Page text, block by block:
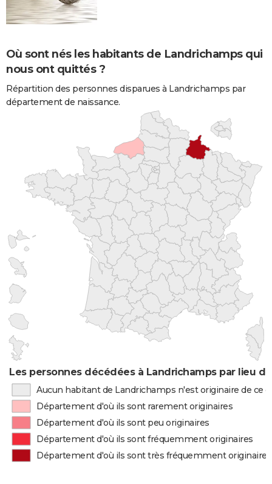
Où sont nés les habitants de Landrichamps qui
nous ont quittés ?
Répartition des personnes disparues à Landrichamps par
département de naissance.
Les personnes décédées à Landrichamps par lieu
Aucun habitant de Landrichamps n'est originaire de ce
Département d'où ils sont rarement originaires
Département d'où ils sont peu originaires
Département d'où ils sont fréquemment originaires
Département d'où ils sont très fréquemment originaires